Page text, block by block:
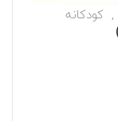
کودکانه